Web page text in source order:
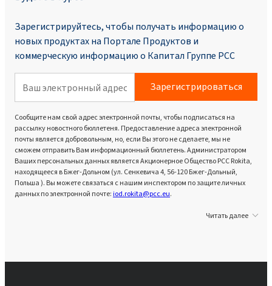
Зарегистрируйтесь, чтобы получать информацию о
новых продуктах на Портале Продуктoв и
коммерческую информацию о Капитал Группе PCC
Зарегистрироваться
Сообщите нам свой адрес электронной почты, чтобы подписаться на
рассылку новостного бюллетеня. Предоставление адреса электронной
почты является добровольным, но, если Вы этого не сделаете, мы не
сможем отправить Вам информационный бюллетень. Администратором
Ваших персональных данных является Акционерное Общество PCC Rokita,
находящееся в Бжег-Дольном (ул. Сенкевича 4, 56-120 Бжег-Дольный,
Польша ). Вы можете связаться с нашим инспектором по защите личных
данных по электронной почте:iod.rokita@pcc.eu.
Читать далее